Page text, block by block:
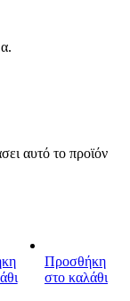
αυτό το προϊόν
Προσθήκη
στο καλάθι